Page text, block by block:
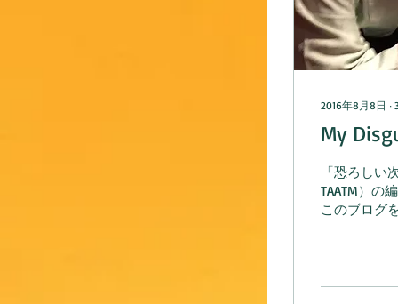
2016年8月8日 ∙
My
「恐ろしい次女」 目下、新作映画〝The Actor
TAATM）の編集作業に
このブログ